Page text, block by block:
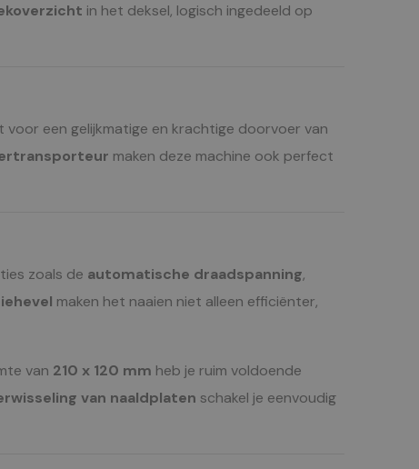
in het deksel, logisch ingedeeld op
een gelijkmatige en krachtige doorvoer van
maken deze machine ook perfect
zoals de automatische draadspanning,
maken het naaien niet alleen efficiënter,
van 210 x 120 mm heb je ruim voldoende
van naaldplaten schakel je eenvoudig